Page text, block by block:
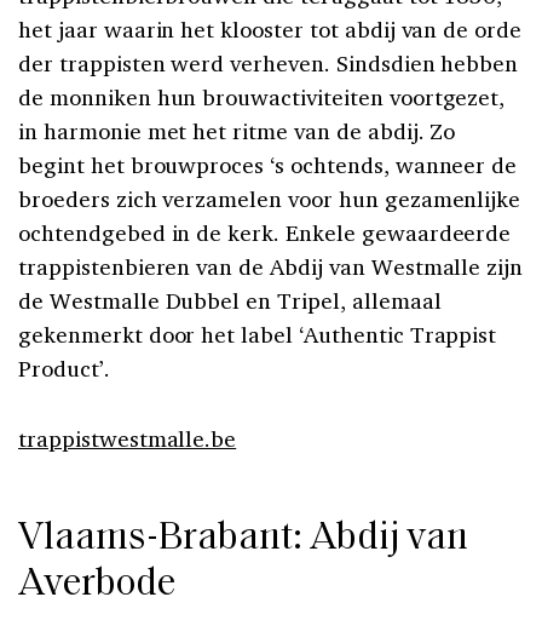
het jaar waarin het klooster tot abdij van de orde
der trappisten werd verheven. Sindsdien hebben
de monniken hun brouwactiviteiten voortgezet,
in harmonie met het ritme van de abdij. Zo
begint het brouwproces ‘s ochtends, wanneer de
broeders zich verzamelen voor hun gezamenlijke
ochtendgebed in de kerk. Enkele gewaardeerde
trappistenbieren van de Abdij van Westmalle zijn
de Westmalle Dubbel en Tripel, allemaal
gekenmerkt door het label ‘Authentic Trappist
Product’.
trappistwestmalle.be
Vlaams-Brabant: Abdij van
Averbode